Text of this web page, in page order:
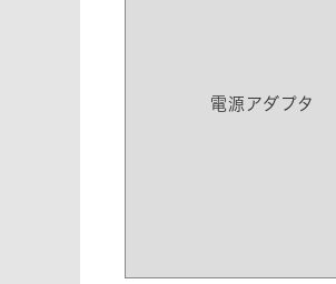
電源アダプタ